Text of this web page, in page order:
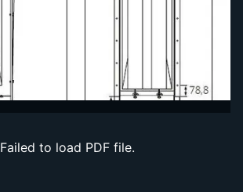
Failed to load PDF file.